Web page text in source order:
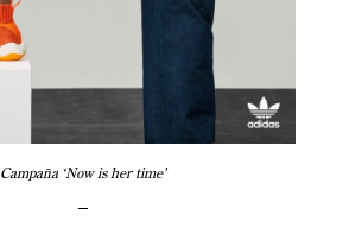
Campaña ‘Now is her time’
–